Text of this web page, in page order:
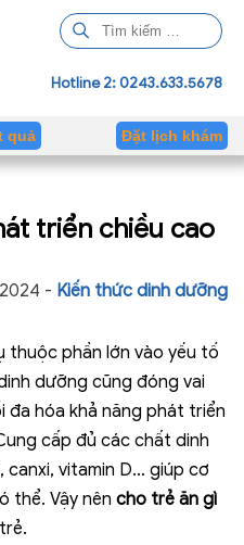
ì
m
h
Hotline 2: 0243.633.5678
quả Đặt lịch khám
triển chiều cao
- Kiến thức dinh dưỡng
thuộc phần lớn vào yếu tố
dưỡng cũng đóng vai
hóa khả năng phát triển
cấp đủ các chất dinh
vitamin D… giúp cơ
thể. Vậy nên cho trẻ ăn gì